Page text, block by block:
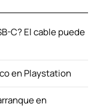
C? El cable puede
en Playstation
en